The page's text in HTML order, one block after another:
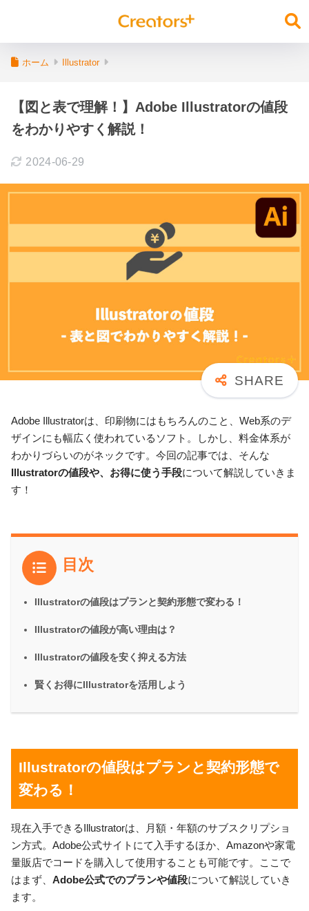
ホーム Illustrator
【図と表で理解！】Adobe Illustratorの値段
をわかりやすく解説！
2024-06-29
Adobe Illustratorは、印刷物にはもちろんのこと、Web系のデ
ザインにも幅広く使われているソフト。しかし、料金体系が
わかりづらいのがネックです。今回の記事では、そんな
Illustratorの値段や、お得に使う手段について解説していきま
す！
目次
Illustratorの値段はプランと契約形態で変わる！
Illustratorの値段が高い理由は？
Illustratorの値段を安く抑える方法
賢くお得にIllustratorを活用しよう
Illustratorの値段はプランと契約形態で
変わる！
現在入手できるIllustratorは、月額・年額のサブスクリプショ
ン方式。Adobe公式サイトにて入手するほか、Amazonや家電
量販店でコードを購入して使用することも可能です。ここで
はまず、 Adobe公式でのプランや値段について解説していき
ます。